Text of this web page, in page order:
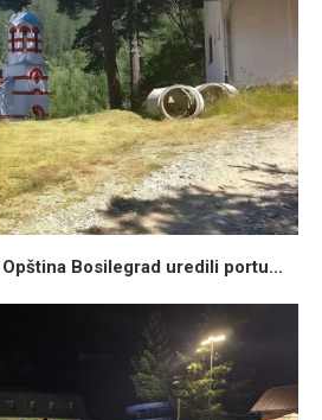
Bosilegrad uredili portu...